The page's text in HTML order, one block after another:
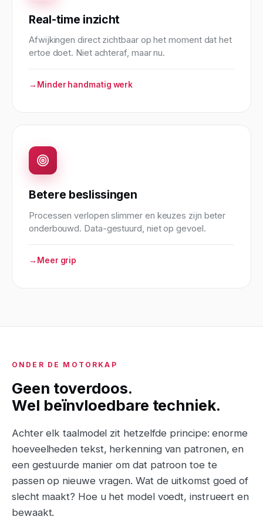
Real-time inzicht
Afwijkingen direct zichtbaar op het moment dat het
ertoe doet. Niet achteraf, maar nu.
Minder handmatig werk
Betere beslissingen
Processen verlopen slimmer en keuzes zijn beter
onderbouwd. Data-gestuurd, niet op gevoel.
Meer grip
ONDER DE MOTORKAP
Geen toverdoos.
Wel beïnvloedbare techniek.
Achter elk taalmodel zit hetzelfde principe: enorme
hoeveelheden tekst, herkenning van patronen, en
een gestuurde manier om dat patroon toe te
passen op nieuwe vragen. Wat de uitkomst goed of
slecht maakt? Hoe u het model voedt, instrueert en
bewaakt.